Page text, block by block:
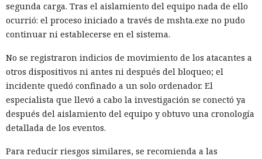
segunda carga. Tras el aislamiento del equipo nada de ello
ocurrió: el proceso iniciado a través de mshta.exe no pudo
continuar ni establecerse en el sistema.
No se registraron indicios de movimiento de los atacantes a
otros dispositivos ni antes ni después del bloqueo; el
incidente quedó confinado a un solo ordenador. El
especialista que llevó a cabo la investigación se conectó ya
después del aislamiento del equipo y obtuvo una cronología
detallada de los eventos.
Para reducir riesgos similares, se recomienda a las